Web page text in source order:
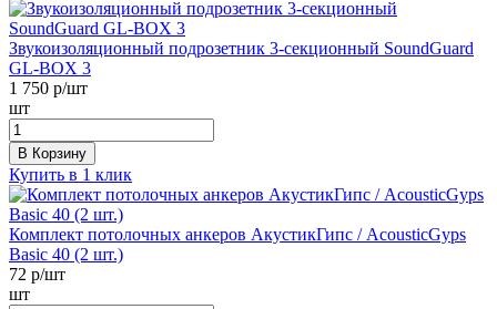
Звукоизоляционный подрозетник 3-секционный SoundGuard
GL-BOX 3
1 750 р/шт
шт
В Корзину
Купить в 1 клик
Комплект потолочных анкеров АкустикГипс / AcousticGyps
Basic 40 (2 шт.)
72 р/шт
шт